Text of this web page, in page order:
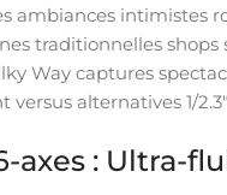
ambiances intimistes
traditionnelles
Way captures
versus alternatives 1/
axes : Ultra-